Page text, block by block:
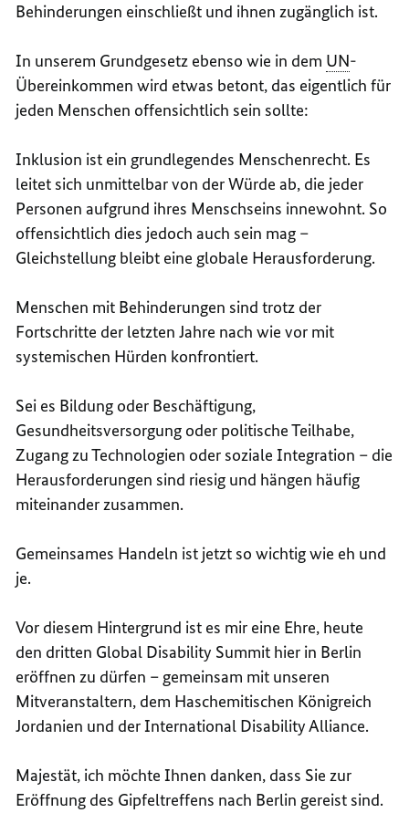
Behinderungen einschließt und ihnen zugänglich ist.
In unserem Grundgesetz ebenso wie in dem UN-
Übereinkommen wird etwas betont, das eigentlich für
jeden Menschen offensichtlich sein sollte:
Inklusion ist ein grundlegendes Menschenrecht. Es
leitet sich unmittelbar von der Würde ab, die jeder
Personen aufgrund ihres Menschseins innewohnt. So
offensichtlich dies jedoch auch sein mag –
Gleichstellung bleibt eine globale Herausforderung.
Menschen mit Behinderungen sind trotz der
Fortschritte der letzten Jahre nach wie vor mit
systemischen Hürden konfrontiert.
Sei es Bildung oder Beschäftigung,
Gesundheitsversorgung oder politische Teilhabe,
Zugang zu Technologien oder soziale Integration – die
Herausforderungen sind riesig und hängen häufig
miteinander zusammen.
Gemeinsames Handeln ist jetzt so wichtig wie eh und
je.
Vor diesem Hintergrund ist es mir eine Ehre, heute
den dritten Global Disability Summit hier in Berlin
eröffnen zu dürfen – gemeinsam mit unseren
Mitveranstaltern, dem Haschemitischen Königreich
Jordanien und derInternational Disability Alliance.
Majestät, ich möchte Ihnen danken, dass Sie zur
Eröffnung des Gipfeltreffens nach Berlin gereist sind.